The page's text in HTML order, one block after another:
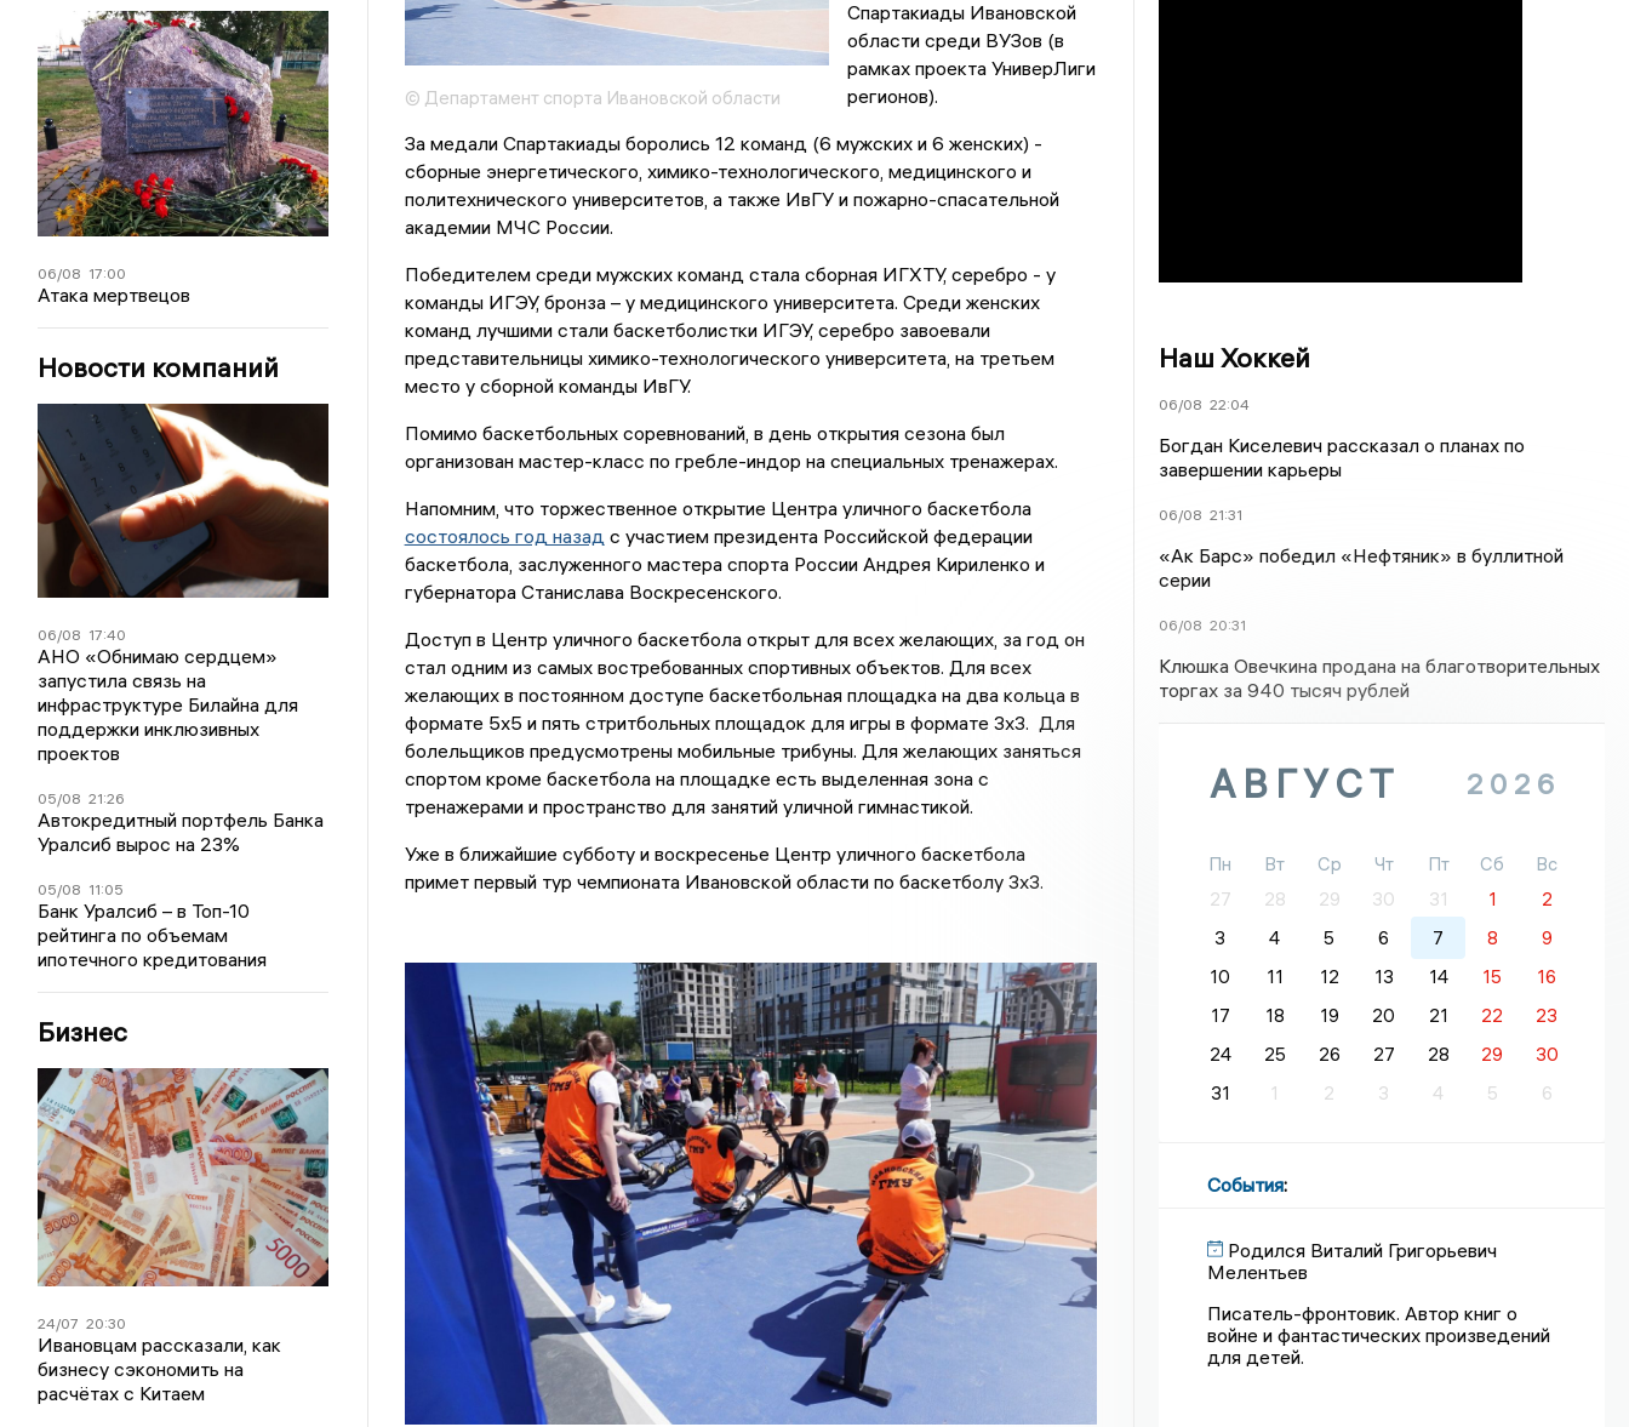
06/08 17:00
Атака мертвецов
Новости компаний
06/08 17:40
АНО «Обнимаю сердцем»
запустила связь на
инфраструктуре Билайна для
поддержки инклюзивных
проектов
05/08 21:26
Автокредитный портфель Банка
Уралсиб вырос на 23%
05/08 11:05
Банк Уралсиб – в Топ-10
рейтинга по объемам
ипотечного кредитования
Бизнес
24/07 20:30
Ивановцам рассказали, как
бизнесу сэкономить на
расчётах с Китаем
© Департамент спорта Ивановской области
Спартакиады Ивановской
области среди ВУЗов (в
рамках проекта УниверЛиги
регионов).
За медали Спартакиады боролись 12 команд (6 мужских и 6 женских) -
сборные энергетического, химико-технологического, медицинского и
политехнического университетов, а также ИвГУ и пожарно-спасательной
академии МЧС России.
Победителем среди мужских команд стала сборная ИГХТУ, серебро - у
команды ИГЭУ, бронза – у медицинского университета. Среди женских
команд лучшими стали баскетболистки ИГЭУ, серебро завоевали
представительницы химико-технологического университета, на третьем
место у сборной команды ИвГУ.
Помимо баскетбольных соревнований, в день открытия сезона был
организован мастер-класс по гребле-индор на специальных тренажерах.
Напомним, что торжественное открытие Центра уличного баскетбола
состоялось год назадс участием президента Российской федерации
баскетбола, заслуженного мастера спорта России Андрея Кириленко и
губернатора Станислава Воскресенского.
Доступ в Центр уличного баскетбола открыт для всех желающих, за год он
стал одним из самых востребованных спортивных объектов. Для всех
желающих в постоянном доступе баскетбольная площадка на два кольца в
формате 5х5 и пять стритбольных площадок для игры в формате 3х3. Для
болельщиков предусмотрены мобильные трибуны. Для желающих заняться
спортом кроме баскетбола на площадке есть выделенная зона с
тренажерами и пространство для занятий уличной гимнастикой.
Уже в ближайшие субботу и воскресенье Центр уличного баскетбола
примет первый тур чемпионата Ивановской области по баскетболу 3х3.
Наш Хоккей
06/08 22:04
Богдан Киселевич рассказал о планах по
завершении карьеры
06/08 21:31
«Ак Барс» победил «Нефтяник» в буллитной
серии
06/08 20:31
Клюшка Овечкина продана на благотворительных
торгах за 940 тысяч рублей
АВГУСТ 2026
Пн Вт Ср Чт Пт Сб
Вс
27
28 29 30 31 1
2
3
4 5 6 7 8
9
10
11 12 13 14 15
16
17
18 19 20 21 22
23
24
25 26 27 28 29
30
31
1 2 3 4 5 6
События:
Родился Виталий Григорьевич
Мелентьев
Писатель-фронтовик. Автор книг о
войне и фантастических произведений
для детей.